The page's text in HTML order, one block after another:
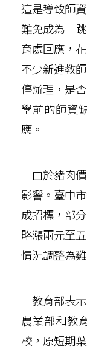
這是導致師
難免成為「
育處回應，
不少新進教
停辦理，是
學前的師資
應。
由於豬肉
影響。臺中
成招標，部
略漲兩元至
情況調整為
教育部表示
農業部和教
校，原短期